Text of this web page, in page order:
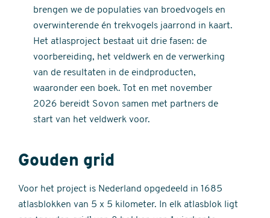
brengen we de populaties van broedvogels en
overwinterende én trekvogels jaarrond in kaart.
Het atlasproject bestaat uit drie fasen: de
voorbereiding, het veldwerk en de verwerking
van de resultaten in de eindproducten,
waaronder een boek. Tot en met november
2026 bereidt Sovon samen met partners de
start van het veldwerk voor.
Gouden grid
Voor het project is Nederland opgedeeld in 1685
atlasblokken van 5 x 5 kilometer. In elk atlasblok ligt